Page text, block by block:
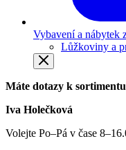
Vybavení a nábytek
Lůžkoviny a
Máte dotazy k
Iva Holečková
Volejte Po–Pá v čase